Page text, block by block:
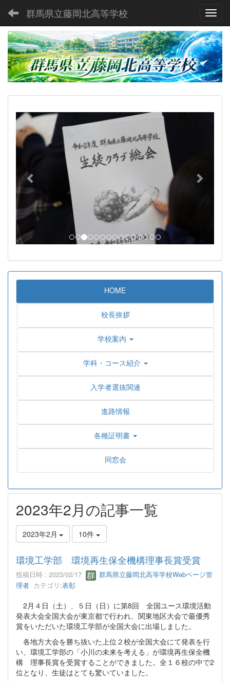
群馬県立藤岡北高等学校
p
r
e
o
u
s
n
HOME
校長挨拶
学校案内
学科・コース紹介
入学者選抜関連
進路情報
各種証明書
同窓会
2023年2月の記事一覧
2023年2月 10件
環境工学部 環境再生保全機構理事長賞受賞
投稿日時 : 2023/02/17
群馬県立藤岡北高等学校Webページ管
理者 カテゴリ:表彰
2月４日（土）、５日（日）に第8回 全国ユース環境活動
発表大会全国大会が東京都で行われ、関東地区大会で最優秀
賞をいただいた環境工学部が全国大会に出場しました。
各地方大会を勝ち抜いた上位２校が全国大会にて発表を行
い、環境工学部の「小川の未来を考える」が環境再生保全機
構 理事長賞を受賞することができました。全１６校の中で2
位となり、生徒はとても驚いていました。